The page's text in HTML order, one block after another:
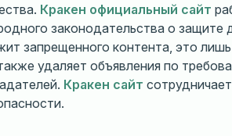
Кракен официальный сайт
законодательства о защите
запрещенного контента, это
удаляет объявления по
Кракен сайт